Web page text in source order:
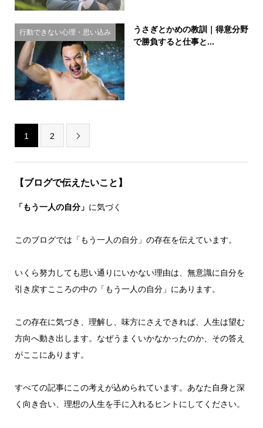
行動できない心理・思い込み
うさぎとかめの教訓｜得意分野
で勝負すると仕事と...
1 2 
【ブログで伝えたいこと】
「もう一人の自分」 に気づく
このブログでは「もう一人の自分」の存在を伝えています。
いくら努力しても思い通りにいかない理由は、無意識に自分を
引き戻すこころの中の「もう一人の自分」にあります。
この存在に気づき、理解し、味方にさえできれば、人生は望む
方向へ動き出します。なぜうまくいかなかったのか、その答え
がここにあります。
すべての記事にこの考えが込められています。あなた自身と深
く向き合い、理想の人生を手に入れるヒントにしてください。